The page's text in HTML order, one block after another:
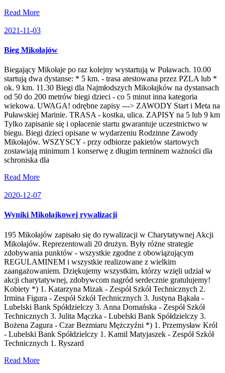
Read More
2021-11-03
Bieg Mikołajów
Biegający Mikołaje po raz kolejny wystartują w Puławach. 10.00
startują dwa dystanse: * 5 km. - trasa atestowana przez PZLA lub *
ok. 9 km. 11.30 Biegi dla Najmłodszych Mikołajków na dystansach
od 50 do 200 metrów biegi dzieci - co 5 minut inna kategoria
wiekowa. UWAGA! odrębne zapisy ---> ZAWODY Start i Meta na
Puławskiej Marinie. TRASA - kostka, ulica. ZAPISY na 5 lub 9 km
Tylko zapisanie się i opłacenie startu gwarantuje uczestnictwo w
biegu. Biegi dzieci opisane w wydarzeniu Rodzinne Zawody
Mikołajów. WSZYSCY - przy odbiorze pakietów startowych
zostawiają minimum 1 konserwę z długim terminem ważności dla
schroniska dla
Read More
2020-12-07
Wyniki Mikołajkowej rywalizacji
195 Mikołajów zapisało się do rywalizacji w Charytatywnej Akcji
Mikołajów. Reprezentowali 20 drużyn. Były różne strategie
zdobywania punktów - wszystkie zgodne z obowiązującym
REGULAMINEM i wszystkie realizowane z wielkim
zaangażowaniem. Dziękujemy wszystkim, którzy wzięli udział w
akcji charytatywnej, zdobywcom nagród serdecznie gratulujemy!
Kobiety *) 1. Katarzyna Mizak - Zespół Szkół Technicznych 2.
Irmina Figura - Zespół Szkół Technicznych 3. Justyna Bąkała -
Lubelski Bank Spółdzielczy 3. Anna Domańska - Zespół Szkół
Technicznych 3. Julita Mączka - Lubelski Bank Spółdzielczy 3.
Bożena Zagura - Czar Bezmiaru Mężczyźni *) 1. Przemysław Król
- Lubelski Bank Spółdzielczy 1. Kamil Matyjaszek - Zespół Szkół
Technicznych 1. Ryszard
Read More